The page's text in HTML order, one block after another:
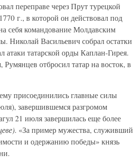
переправе через Прут турецкой
г., в которой он действовал под
себя командование Молдавским
Николай Васильевич собрал остатки
атаки татарской орды Каплан-Гирея.
отбросил татар на восток, в
присоединились главные силы
завершившемся разгромом
21 июля завершилась еще более
. «За пример мужества, служивший
и одержанию победы» князь